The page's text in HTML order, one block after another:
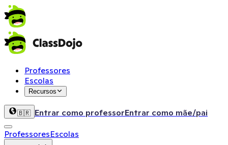
Professores
Escolas
Recursos
🇧🇷 Entrar como professorEntrar como mãe/pai
ProfessoresEscolas